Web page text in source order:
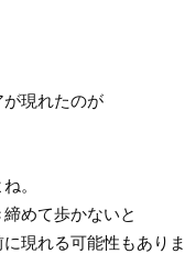
が現れたのが
。
めて歩かないと
現れる可能性もあり